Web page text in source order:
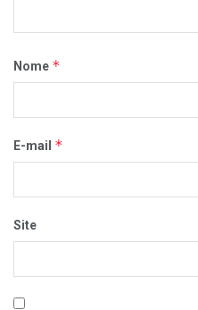
Nome *
E-mail *
Site